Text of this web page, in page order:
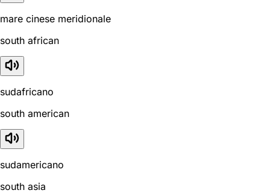
mare cinese meridionale
south african
sudafricano
south american
sudamericano
south asia